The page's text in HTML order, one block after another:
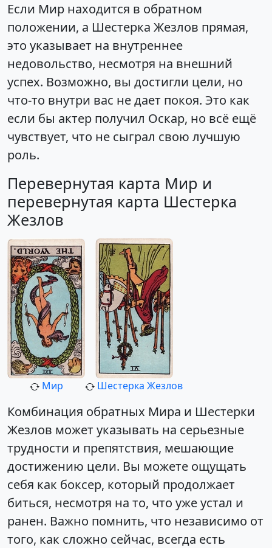
Если Мир находится в обратном
положении, а Шестерка Жезлов прямая,
это указывает на внутреннее
недовольство, несмотря на внешний
успех. Возможно, вы достигли цели, но
что-то внутри вас не дает покоя. Это как
если бы актер получил Оскар, но всё ещё
чувствует, что не сыграл свою лучшую
роль.
Перевернутая карта Мир и
перевернутая карта Шестерка
Жезлов
Мир Шестерка Жезлов
Комбинация обратных Мира и Шестерки
Жезлов может указывать на серьезные
трудности и препятствия, мешающие
достижению цели. Вы можете ощущать
себя как боксер, который продолжает
биться, несмотря на то, что уже устал и
ранен. Важно помнить, что независимо от
того, как сложно сейчас, всегда есть